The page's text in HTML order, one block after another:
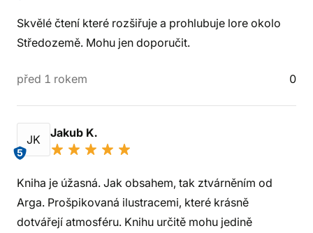
Skvělé čtení které rozšiřuje a prohlubuje lore okolo
Středozemě. Mohu jen doporučit.
před 1 rokem 0
JK
5
Jakub K.
Kniha je úžasná. Jak obsahem, tak ztvárněním od
Arga. Prošpikovaná ilustracemi, které krásně
dotvářejí atmosféru. Knihu určitě mohu jedině